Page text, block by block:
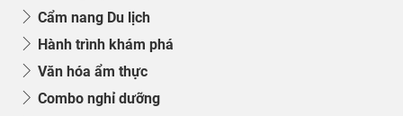
Cẩm nang Du lịch
Hành trình khám phá
Văn hóa ẩm thực
Combo nghỉ dưỡng